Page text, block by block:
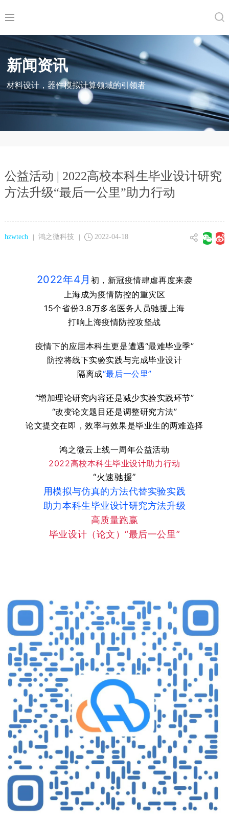
新闻资讯
材料设计，器件模拟计算领域的引领者
公益活动 | 2022高校本科生毕业设计研究
方法升级“最后一公里”助力行动
hzwtech | 鸿之微科技 | 2022-04-18
2022年4月 初，新冠疫情肆虐再度来袭
上海成为疫情防控的重灾区
15个省份3.8万多名医务人员驰援上海
打响上海疫情防控攻坚战
疫情下的应届本科生更是遭遇“最难毕业季”
防控将线下实验实践与完成毕业设计
隔离成“最后一公里”
“增加理论研究内容还是减少实验实践环节”
“改变论文题目还是调整研究方法”
论文提交在即，效率与效果是毕业生的两难选择
鸿之微云上线一周年公益活动
2022高校本科生毕业设计助力行动
“火速驰援”
用模拟与仿真的方法代替实验实践
助力本科生毕业设计研究方法升级
高质量跑赢
毕业设计（论文）“最后一公里”